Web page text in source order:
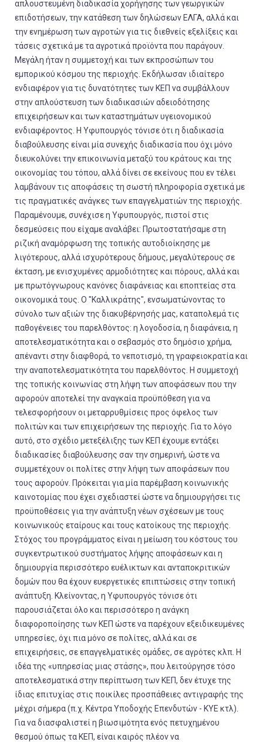
απλουστευμένη διαδικασία χορήγησης των γεωργικών
επιδοτήσεων, την κατάθεση των δηλώσεων ΕΛΓΑ, αλλά και
την ενημέρωση των αγροτών για τις διεθνείς εξελίξεις και
τάσεις σχετικά με τα αγροτικά προϊόντα που παράγουν.
Μεγάλη ήταν η συμμετοχή και των εκπροσώπων του
εμπορικού κόσμου της περιοχής. Εκδήλωσαν ιδιαίτερο
ενδιαφέρον για τις δυνατότητες των ΚΕΠ να συμβάλλουν
στην απλούστευση των διαδικασιών αδειοδότησης
επιχειρήσεων και των καταστημάτων υγειονομικού
ενδιαφέροντος. Η Υφυπουργός τόνισε ότι η διαδικασία
διαβούλευσης είναι μία συνεχής διαδικασία που όχι μόνο
διευκολύνει την επικοινωνία μεταξύ του κράτους και της
οικονομίας του τόπου, αλλά δίνει σε εκείνους που εν τέλει
λαμβάνουν τις αποφάσεις τη σωστή πληροφορία σχετικά με
τις πραγματικές ανάγκες των επαγγελματιών της περιοχής.
Παραμένουμε, συνέχισε η Υφυπουργός, πιστοί στις
δεσμεύσεις που είχαμε αναλάβει: Πρωτοστατήσαμε στη
ριζική αναμόρφωση της τοπικής αυτοδιοίκησης με
λιγότερους, αλλά ισχυρότερους δήμους, μεγαλύτερους σε
έκταση, με ενισχυμένες αρμοδιότητες και πόρους, αλλά και
με πρωτόγνωρους κανόνες διαφάνειας και εποπτείας στα
οικονομικά τους. Ο "Καλλικράτης", ενσωματώνοντας το
σύνολο των αξιών της διακυβέρνησής μας, καταπολεμά τις
παθογένειες του παρελθόντος: η λογοδοσία, η διαφάνεια, η
αποτελεσματικότητα και ο σεβασμός στο δημόσιο χρήμα,
απέναντι στην διαφθορά, το νεποτισμό, τη γραφειοκρατία και
την αναποτελεσματικότητα του παρελθόντος. Η συμμετοχή
της τοπικής κοινωνίας στη λήψη των αποφάσεων που την
αφορούν αποτελεί την αναγκαία προϋπόθεση για να
τελεσφορήσουν οι μεταρρυθμίσεις προς όφελος των
πολιτών και των επιχειρήσεων της περιοχής. Για το λόγο
αυτό, στο σχέδιο μετεξέλιξης των ΚΕΠ έχουμε εντάξει
διαδικασίες διαβούλευσης σαν την σημερινή, ώστε να
συμμετέχουν οι πολίτες στην λήψη των αποφάσεων που
τους αφορούν. Πρόκειται για μία παρέμβαση κοινωνικής
καινοτομίας που έχει σχεδιαστεί ώστε να δημιουργήσει τις
προϋποθέσεις για την ανάπτυξη νέων σχέσεων με τους
κοινωνικούς εταίρους και τους κατοίκους της περιοχής.
Στόχος του προγράμματος είναι η μείωση του κόστους του
συγκεντρωτικού συστήματος λήψης αποφάσεων και η
δημιουργία περισσότερο ευέλικτων και ανταποκριτικών
δομών που θα έχουν ευεργετικές επιπτώσεις στην τοπική
ανάπτυξη. Κλείνοντας, η Υφυπουργός τόνισε ότι
παρουσιάζεται όλο και περισσότερο η ανάγκη
διαφοροποίησης των ΚΕΠ ώστε να παρέχουν εξειδικευμένες
υπηρεσίες, όχι πια μόνο σε πολίτες, αλλά και σε
επιχειρήσεις, σε επαγγελματικές ομάδες, σε αγρότες κλπ. Η
ιδέα της «υπηρεσίας μιας στάσης», που λειτούργησε τόσο
αποτελεσματικά στην περίπτωση των ΚΕΠ, δεν έτυχε της
ίδιας επιτυχίας στις ποικίλες προσπάθειες αντιγραφής της
μέχρι σήμερα (π.χ. Κέντρα Υποδοχής Επενδυτών - KYE κτλ).
Για να διασφαλιστεί η βιωσιμότητα ενός πετυχημένου
θεσμού όπως τα ΚΕΠ, είναι καιρός πλέον να